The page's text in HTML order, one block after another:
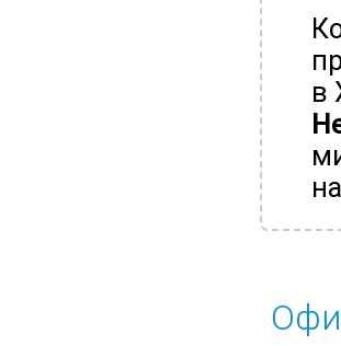
в